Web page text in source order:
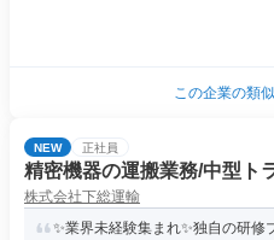
この企業の類
NEW 正社員
精密機器の運搬業務/中型ト
株式会社下総運輸
✨業界未経験集まれ✨独自の研